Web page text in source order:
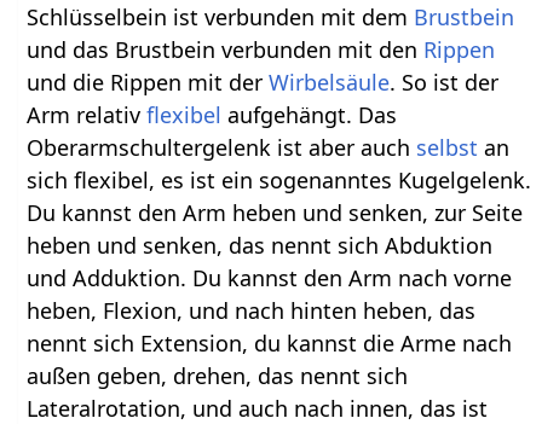
Schlüsselbein ist verbunden mit dem Brustbein
und das Brustbein verbunden mit den Rippen
und die Rippen mit derWirbelsäule. So ist der
Arm relativflexibel aufgehängt. Das
Oberarmschultergelenk ist aber auch selbst an
sich flexibel, es ist ein sogenanntes Kugelgelenk.
Du kannst den Arm heben und senken, zur Seite
heben und senken, das nennt sich Abduktion
und Adduktion. Du kannst den Arm nach vorne
heben, Flexion, und nach hinten heben, das
nennt sich Extension, du kannst die Arme nach
außen geben, drehen, das nennt sich
Lateralrotation, und auch nach innen, das ist